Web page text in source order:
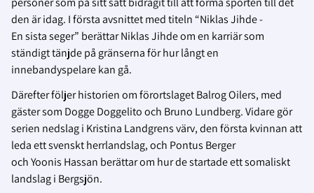
den är idag. I första avsnittet med titeln “Niklas Jihde -
En sista seger” berättar Niklas Jihde om en karriär som
ständigt tänjde på gränserna för hur långt en
innebandyspelare kan gå.
Därefter följer historien om förortslaget Balrog Oilers, med
gäster som Dogge Doggelito och Bruno Lundberg. Vidare gör
serien nedslag i Kristina Landgrens värv, den första kvinnan att
leda ett svenskt herrlandslag, och Pontus Berger
och Yoonis Hassan berättar om hur de startade ett somaliskt
landslag i Bergsjön.